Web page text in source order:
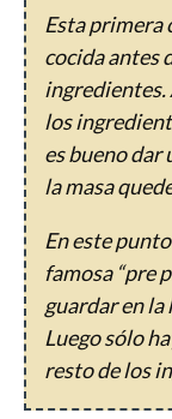
Esta primera
cocida antes
ingredientes.
los
es bueno dar
la masa
En este
famosa “pre
guardar en
Luego sólo
resto de los